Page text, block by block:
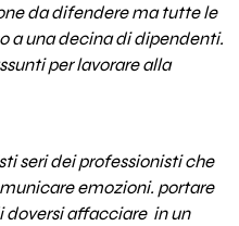
da difendere ma tutte le
a una decina di dipendenti.
per lavorare alla
seri dei professionisti che
emozioni. portare
doversi affacciare in un